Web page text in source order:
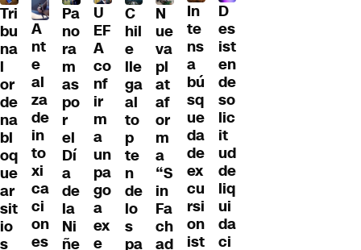
Tri
bu
na
l
or
de
na
bl
oq
ue
ar
sit
io
s
A
nt
e
al
za
de
in
to
xi
ca
ci
on
es
Pa
no
ra
m
as
po
r
el
Dí
a
de
la
Ni
ñe
U
EF
A
co
nf
ir
m
a
un
pa
go
a
ex
e
C
hil
e
lle
ga
al
to
p
te
n
de
lo
s
pa
N
ue
va
pl
at
af
or
m
a
“S
in
Fa
ch
ad
In
te
ns
a
bú
sq
ue
da
de
ex
cu
rsi
on
ist
D
es
ist
en
de
so
lic
it
ud
de
liq
ui
da
ci